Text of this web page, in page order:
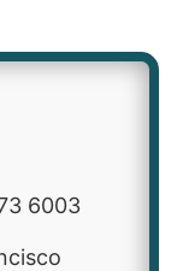
6003